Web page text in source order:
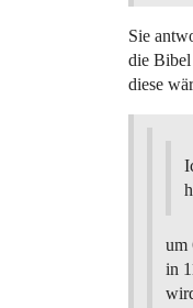
Sie
die Bibel
diese
um
in